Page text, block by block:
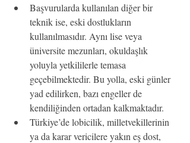
Başvurularda kullanılan diğer bir
teknik ise, eski dostlukların
kullanılmasıdır. Aynı lise veya
üniversite mezunları, okuldaşlık
yoluyla yetkililerle temasa
geçebilmektedir. Bu yolla, eski günler
yad edilirken, bazı engeller de
kendiliğinden ortadan kalkmaktadır.
Türkiye’de lobicilik, milletvekillerinin
ya da karar vericilere yakın eş dost,